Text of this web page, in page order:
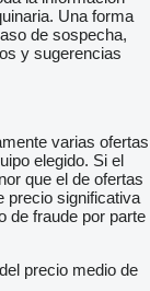
Una forma
de sospecha,
y sugerencias
varias ofertas
elegido. Si el
que el de ofertas
precio significativa
de fraude por parte
precio medio de